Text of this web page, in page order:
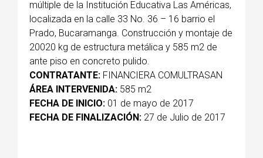
múltiple de la Institución Educativa Las Américas,
localizada en la calle 33 No. 36 – 16 barrio el
Prado, Bucaramanga. Construcción y montaje de
20020 kg de estructura metálica y 585 m2 de
ante piso en concreto pulido.
CONTRATANTE: FINANCIERA COMULTRASAN
ÁREA INTERVENIDA: 585 m2
FECHA DE INICIO: 01 de mayo de 2017
FECHA DE FINALIZACIÓN: 27 de Julio de 2017